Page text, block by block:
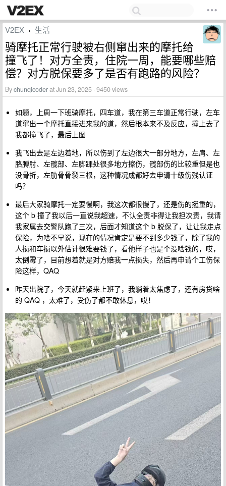
V2EX › 生活
骑摩托正常行驶被右侧窜出来的摩托给
撞飞了！对方全责，住院一周，能要哪些赔
偿？对方脱保要多了是否有跑路的风险？
Bychunqicoderat Jun 23, 2025 · 9450 views
如题，上周一下班骑摩托，四车道，我在第三车道正常行驶，左车
道窜出一个摩托直接进来我的道，然后根本来不及反应，撞上去了
我都撞飞了，最后上图
我飞出去是左边着地，所以伤到了左边很大一部分地方，左肩、左
胳膊肘、左髋部、左脚踝处很多地方擦伤，髋部伤的比较重但是也
没骨折，左肋骨骨裂三根，这种情况成都好去申请十级伤残认证
吗？
最后大家骑摩托一定要慢啊，我这次都很慢了，还是伤的挺重的，
这个 b 撞了我以后一直说我超速，不认全责非得让我担次责，我请
我家属去交警队跑了三次，后面才知道这个 b 脱保了，让让我走点
保险，为啥不早说，现在的情况肯定是要不到多少钱了，除了我的
人损和车损以外估计很难要钱了，看他样子也是个没啥钱的，哎，
太倒霉了，目前想着就是对方赔我一点损失，然后再申请个工伤保
险这样，QAQ
昨天出院了，今天就赶紧来上班了，我躺着太焦虑了，还有房贷啥
的 QAQ ，太难了，受伤了都不敢休息，哎！